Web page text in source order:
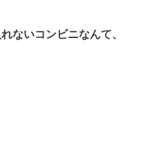
ないコンビニなんて、